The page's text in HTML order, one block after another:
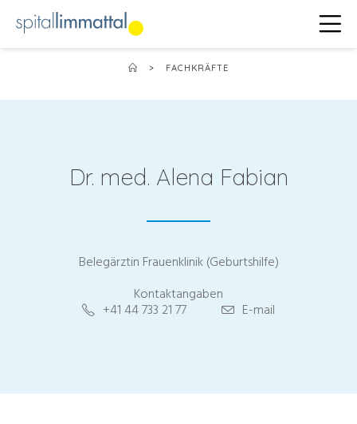
> FACHKRÄFTE
Dr. med. Alena Fabian
Belegärztin Frauenklinik (Geburtshilfe)
Kontaktangaben
+41 44 733 21 77 E-mail